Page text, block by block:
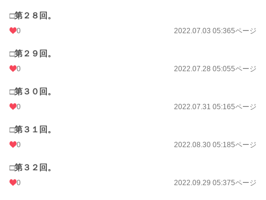
□第２８回。
0 2022.07.03 05:365ページ
□第２９回。
0 2022.07.28 05:055ページ
□第３０回。
0 2022.07.31 05:165ページ
□第３１回。
0 2022.08.30 05:185ページ
□第３２回。
0 2022.09.29 05:375ページ